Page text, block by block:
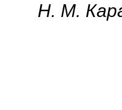
Н. М.